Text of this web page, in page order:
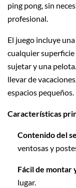
ping pong, sin
profesional.
El juego incluye
cualquier superficie
sujetar y una
llevar de
espacios pequeños.
Características
Contenido del
ventosas y
Fácil de montar
lugar.